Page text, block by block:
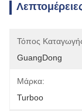
Τόπος
GuangDong
Μάρκα:
Turboo